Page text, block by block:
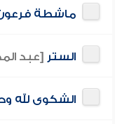
ماشطة
الستر [عبد
الشكوى لله